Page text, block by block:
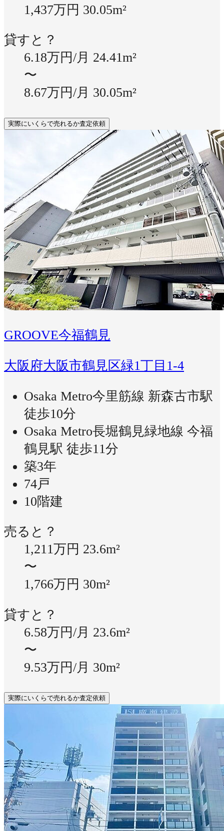
1,437万円 30.05m²
貸すと？
6.18万円/月 24.41m²
〜
8.67万円/月 30.05m²
実際にいくらで売れるか査定依頼
GROOVE今福鶴見
大阪府大阪市鶴見区緑1丁目1-4
Osaka Metro今里筋線 新森古市駅
徒歩10分
Osaka Metro長堀鶴見緑地線 今福
鶴見駅 徒歩11分
築3年
74戸
10階建
売ると？
1,211万円 23.6m²
〜
1,766万円 30m²
貸すと？
6.58万円/月 23.6m²
〜
9.53万円/月 30m²
実際にいくらで売れるか査定依頼